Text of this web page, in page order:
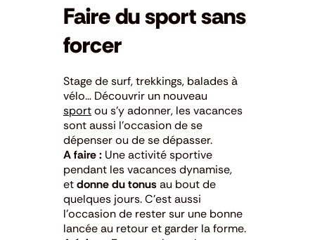
Faire du sport sans
forcer
Stage de surf, trekkings, balades à
vélo… Découvrir un nouveau
sportou s’y adonner, les vacances
sont aussi l’occasion de se
dépenser ou de se dépasser.
A faire : Une activité sportive
pendant les vacances dynamise,
etdonne du tonus au bout de
quelques jours. C’est aussi
l’occasion de rester sur une bonne
lancée au retour et garder la forme.